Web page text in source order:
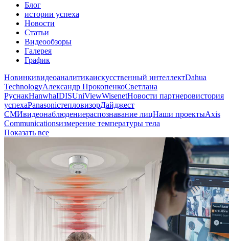
Блог
истории успеха
Новости
Статьи
Видеообзоры
Галерея
График
Новинкивидеоаналитикаискусственный интеллектDahua
TechnologyАлександр ПрокопенкоСветлана
РуснакHanwhaIDISUniViewWisenetНовости партнеровистория
успехаPanasonicтепловизорДайджест
СМИвидеонаблюдениераспознавание лицНаши проектыAxis
Communicationsизмерение температуры тела
Показать все